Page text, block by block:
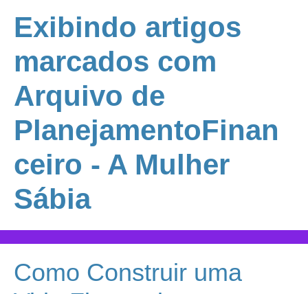
Exibindo artigos
marcados com
Arquivo de
PlanejamentoFinan
ceiro - A Mulher
Sábia
Como Construir uma